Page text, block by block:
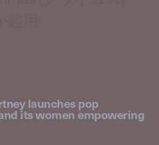
launches pop
its women empowering